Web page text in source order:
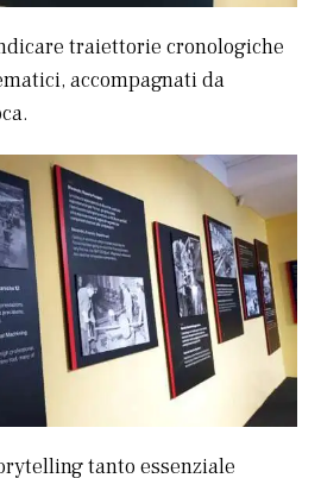
traiettorie cronologiche
accompagnati da
tanto essenziale